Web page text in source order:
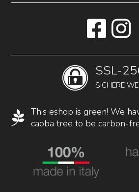
SSL-
SICHERE
This eshop is green! We
caoba tree to be carbon-